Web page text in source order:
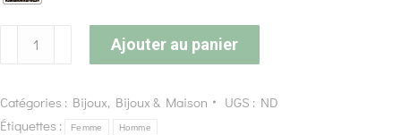
Ajouter au panier
Catégories : Bijoux, Bijoux & Maison UGS : ND
Étiquettes :
Femme Homme